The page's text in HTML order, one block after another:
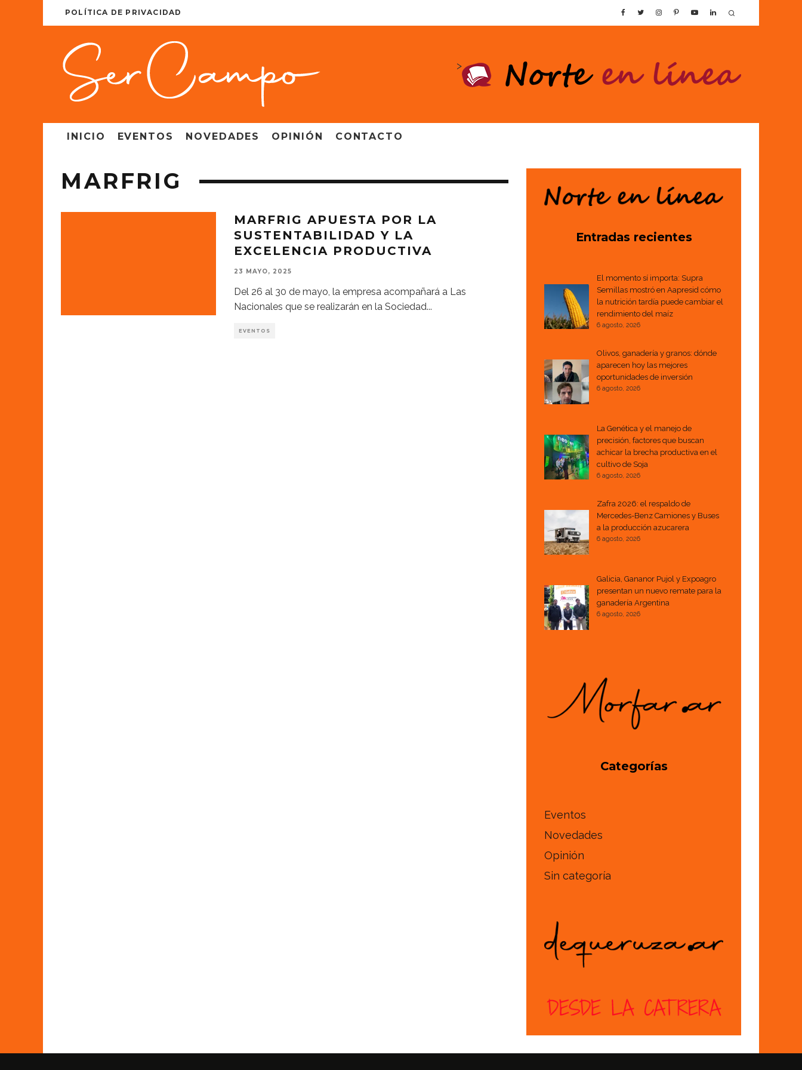
POLÍTICA DE PRIVACIDAD
>
INICIO EVENTOS NOVEDADES OPINIÓN CONTACTO
MARFRIG
MARFRIG APUESTA POR LA
SUSTENTABILIDAD Y LA
EXCELENCIA PRODUCTIVA
23 MAYO, 2025
Del 26 al 30 de mayo, la empresa acompañará a Las
Nacionales que se realizarán en la Sociedad...
EVENTOS
Entradas recientes
El momento sí importa: Supra
Semillas mostró en Aapresid cómo
la nutrición tardía puede cambiar el
rendimiento del maíz
6 agosto, 2026
Olivos, ganadería y granos: dónde
aparecen hoy las mejores
oportunidades de inversión
6 agosto, 2026
La Genética y el manejo de
precisión, factores que buscan
achicar la brecha productiva en el
cultivo de Soja
6 agosto, 2026
Zafra 2026: el respaldo de
Mercedes-Benz Camiones y Buses
a la producción azucarera
6 agosto, 2026
Galicia, Gananor Pujol y Expoagro
presentan un nuevo remate para la
ganadería Argentina
6 agosto, 2026
Categorías
Eventos
Novedades
Opinión
Sin categoría